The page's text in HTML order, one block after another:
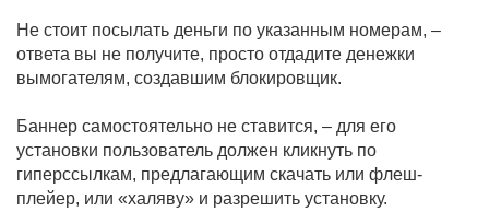
Не стоит посылать деньги по указанным номерам, –
ответа вы не получите, просто отдадите денежки
вымогателям, создавшим блокировщик.
Баннер самостоятельно не ставится, – для его
установки пользователь должен кликнуть по
гиперссылкам, предлагающим скачать или флеш-
плейер, или «халяву» и разрешить установку.